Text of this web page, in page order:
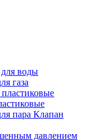
воды
газа
Клапан